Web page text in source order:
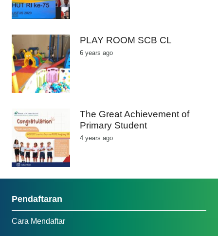
PLAY ROOM SCB CL
6 years ago
The Great Achievement of
Primary Student
4 years ago
Pendaftaran
Cara Mendaftar